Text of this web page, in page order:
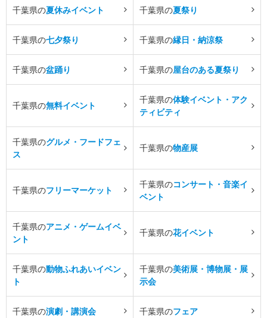
千葉県の夏休みイベント 千葉県の夏祭り
千葉県の七夕祭り 千葉県の縁日・納涼祭
千葉県の盆踊り 千葉県の屋台のある夏祭り
千葉県の無料イベント
千葉県の体験イベント・アク
ティビティ
千葉県のグルメ・フードフェ
ス
千葉県の物産展
千葉県のフリーマーケット
千葉県のコンサート・音楽イ
ベント
千葉県のアニメ・ゲームイベ
ント
千葉県の花イベント
千葉県の動物ふれあいイベン
ト
千葉県の美術展・博物展・展
示会
千葉県の演劇・講演会 千葉県のフェア